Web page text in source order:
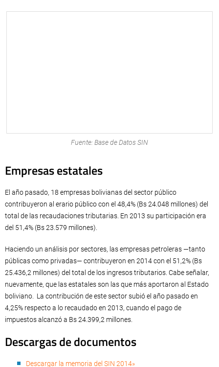
Fuente: Base de Datos SIN
Empresas estatales
El año pasado, 18 empresas bolivianas del sector público
contribuyeron al erario público con el 48,4% (Bs 24.048 millones) del
total de las recaudaciones tributarias. En 2013 su participación era
del 51,4% (Bs 23.579 millones).
Haciendo un análisis por sectores, las empresas petroleras —tanto
públicas como privadas— contribuyeron en 2014 con el 51,2% (Bs
25.436,2 millones) del total de los ingresos tributarios. Cabe señalar,
nuevamente, que las estatales son las que más aportaron al Estado
boliviano. La contribución de este sector subió el año pasado en
4,25% respecto a lo recaudado en 2013, cuando el pago de
impuestos alcanzó a Bs 24.399,2 millones.
Descargas de documentos
Descargar la memoria del SIN 2014»